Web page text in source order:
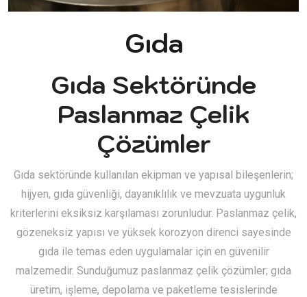
Gıda
Gıda Sektöründe
Paslanmaz Çelik
Çözümler
Gıda sektöründe kullanılan ekipman ve yapısal bileşenlerin;
hijyen, gıda güvenliği, dayanıklılık ve mevzuata uygunluk
kriterlerini eksiksiz karşılaması zorunludur. Paslanmaz çelik,
gözeneksiz yapısı ve yüksek korozyon direnci sayesinde
gıda ile temas eden uygulamalar için en güvenilir
malzemedir. Sunduğumuz paslanmaz çelik çözümler; gıda
üretim, işleme, depolama ve paketleme tesislerinde